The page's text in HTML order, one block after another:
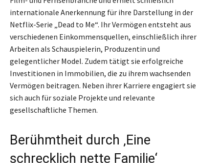
internationale Anerkennung für ihre Darstellung in der
Netflix-Serie „Dead to Me“. Ihr Vermögen entsteht aus
verschiedenen Einkommensquellen, einschließlich ihrer
Arbeiten als Schauspielerin, Produzentin und
gelegentlicher Model. Zudem tätigt sie erfolgreiche
Investitionen in Immobilien, die zu ihrem wachsenden
Vermögen beitragen. Neben ihrer Karriere engagiert sie
sich auch für soziale Projekte und relevante
gesellschaftliche Themen.
Berühmtheit durch ‚Eine
schrecklich nette Familie‘